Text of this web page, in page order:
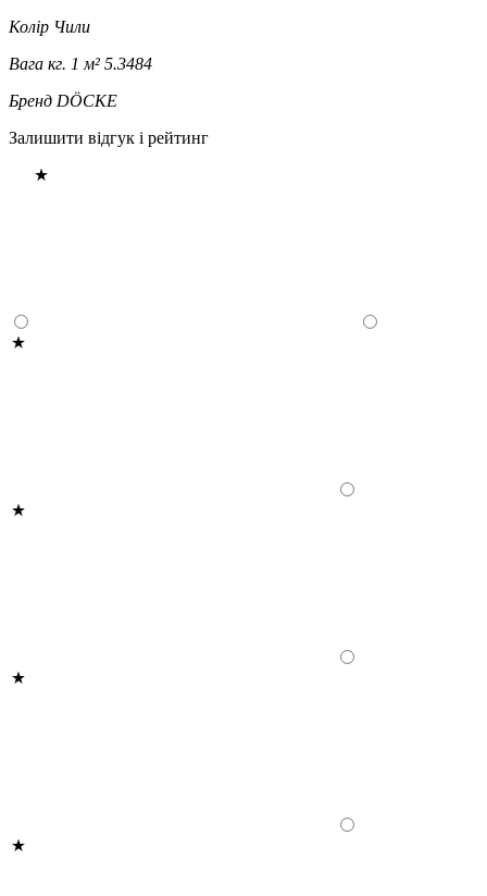
Колір Чили
Вага кг. 1 м² 5.3484
Бренд DÖCKE
Залишити відгук і рейтинг